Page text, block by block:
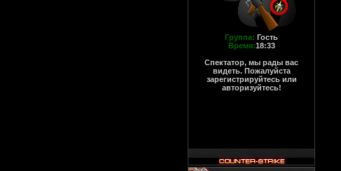
Группа: Гость
Время:18:33
Спектатор, мы рады вас
видеть. Пожалуйста
зарегистрируйтесь или
авторизуйтесь!